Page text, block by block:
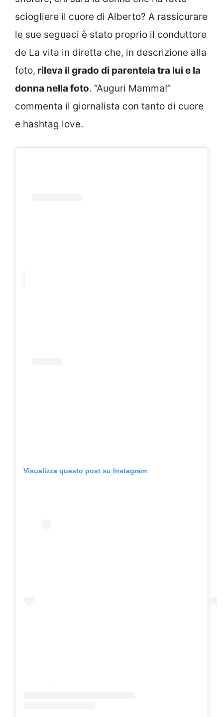
sciogliere il cuore di Alberto? A rassicurare
le sue seguaci è stato proprio il conduttore
de La vita in diretta che, in descrizione alla
foto, rileva il grado di parentela tra lui e la
donna nella foto. “Auguri Mamma!”
commenta il giornalista con tanto di cuore
e hashtag love.
Visualizza questo post su Instagram